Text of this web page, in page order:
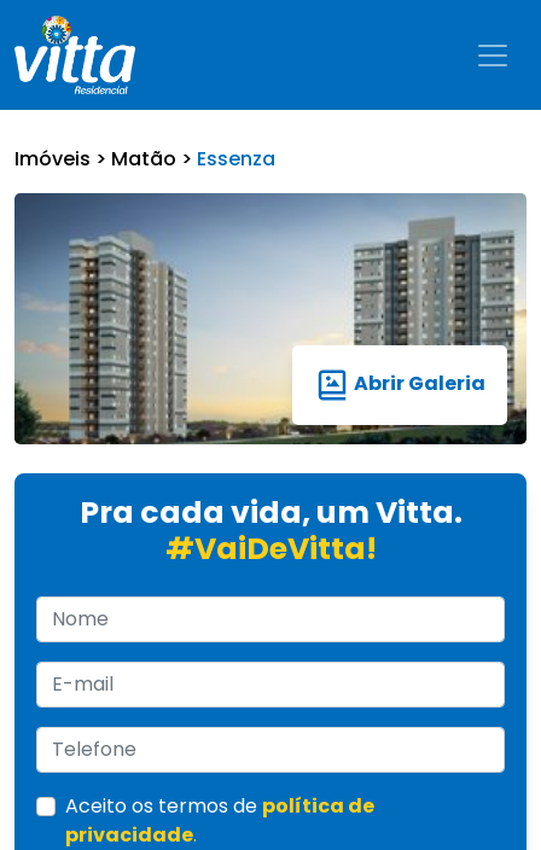
Imóveis > Matão > Essenza
Abrir Galeria
Pra cada vida, um Vitta.
#VaiDeVitta!
Aceito os termos de política de
privacidade.